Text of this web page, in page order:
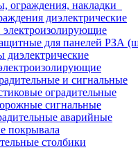
ограждения, накладки
диэлектрические
электроизолирующие
для панелей РЗА
диэлектрические
и сигнальные
оградительные
сигнальные
аварийные
покрывала
столбики